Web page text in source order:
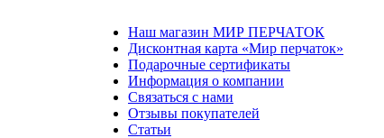
Наш магазин МИР ПЕРЧАТОК
Дисконтная карта «Мир перчаток»
Подарочные сертификаты
Информация о компании
Связаться с нами
Отзывы покупателей
Статьи